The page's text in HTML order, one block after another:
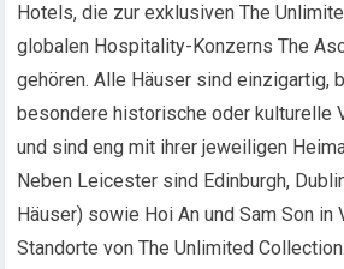
Hotels, die zur exklusiven The
globalen Hospitality-Konzerns The
gehören. Alle Häuser sind einzigartig,
besondere historische oder kulturelle
und sind eng mit ihrer jeweiligen
Neben Leicester sind Edinburgh,
Häuser) sowie Hoi An und Sam Son in
Standorte von The Unlimited